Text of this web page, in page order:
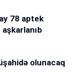
78 aptek
olunacaq